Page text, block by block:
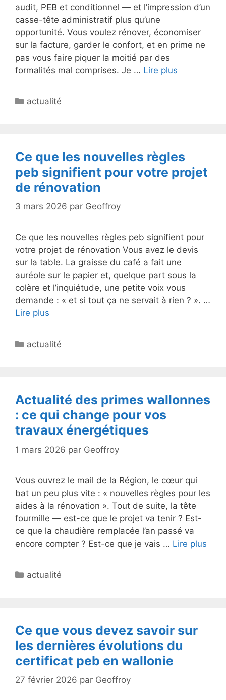
audit, PEB et conditionnel — et l’impression d’un
casse-tête administratif plus qu’une
opportunité. Vous voulez rénover, économiser
sur la facture, garder le confort, et en prime ne
pas vous faire piquer la moitié par des
formalités mal comprises. Je … Lire plus
Catégories
actualité
Ce que les nouvelles règles
peb signifient pour votre projet
de rénovation
3 mars 2026 par Geoffroy
Ce que les nouvelles règles peb signifient pour
votre projet de rénovation Vous avez le devis
sur la table. La graisse du café a fait une
auréole sur le papier et, quelque part sous la
colère et l’inquiétude, une petite voix vous
demande : « et si tout ça ne servait à rien ? ». …
Lire plus
Catégories
actualité
Actualité des primes wallonnes
: ce qui change pour vos
travaux énergétiques
1 mars 2026 par Geoffroy
Vous ouvrez le mail de la Région, le cœur qui
bat un peu plus vite : « nouvelles règles pour les
aides à la rénovation ». Tout de suite, la tête
fourmille — est-ce que le projet va tenir ? Est-
ce que la chaudière remplacée l’an passé va
encore compter ? Est-ce que je vais … Lire plus
Catégories
actualité
Ce que vous devez savoir sur
les dernières évolutions du
certificat peb en wallonie
27 février 2026 par Geoffroy